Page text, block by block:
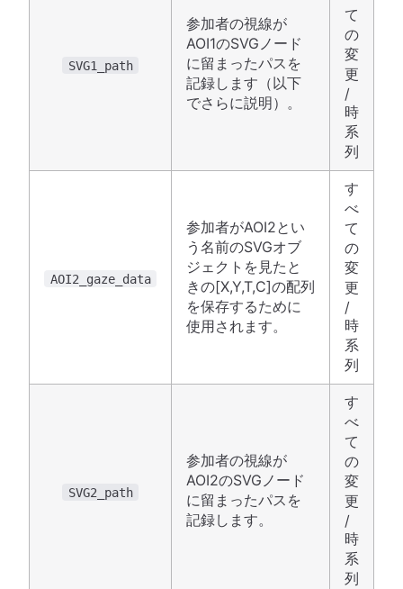
SVG1_path
参加者の視線が
AOI1のSVGノード
に留まったパスを
記録します（以下
でさらに説明）。
て
の
変
更
/
時
系
列
AOI2_gaze_data
参加者がAOI2とい
う名前のSVGオブ
ジェクトを見たと
きの[X,Y,T,C]の配列
を保存するために
使用されます。
す
べ
て
の
変
更
/
時
系
列
SVG2_path
参加者の視線が
AOI2のSVGノード
に留まったパスを
記録します。
す
べ
て
の
変
更
/
時
系
列